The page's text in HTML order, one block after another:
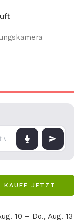
KAUFE JETZT
10 – Do., Aug. 13